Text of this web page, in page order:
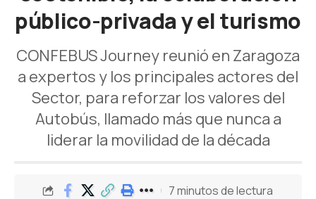
público-privada y el turismo
CONFEBUS Journey reunió en Zaragoza
a expertos y los principales actores del
Sector, para reforzar los valores del
Autobús, llamado más que nunca a
liderar la movilidad de la década
7 minutos de lectura